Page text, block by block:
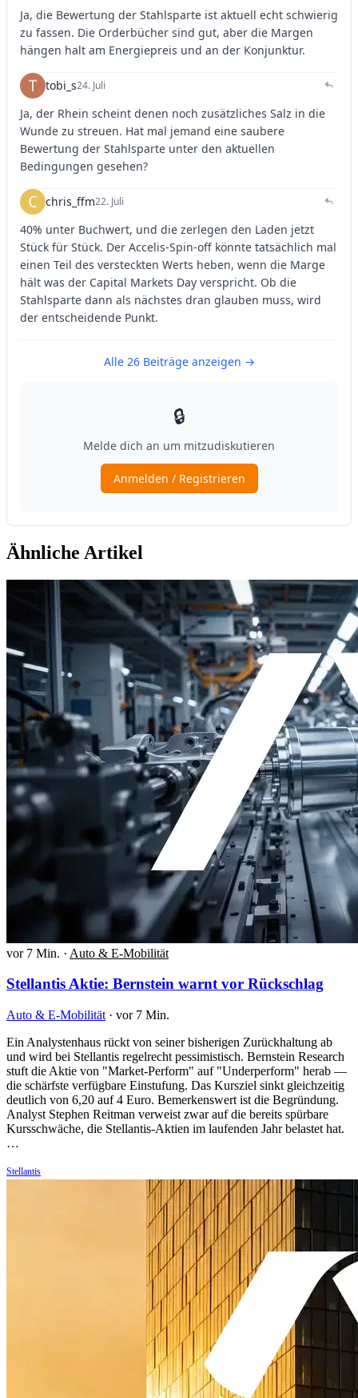
Ähnliche Artikel
vor 7 Min. · Auto & E-Mobilität
Stellantis Aktie: Bernstein warnt vor Rückschlag
Auto & E-Mobilität · vor 7 Min.
Ein Analystenhaus rückt von seiner bisherigen Zurückhaltung ab
und wird bei Stellantis regelrecht pessimistisch. Bernstein Research
stuft die Aktie von "Market-Perform" auf "Underperform" herab —
die schärfste verfügbare Einstufung. Das Kursziel sinkt gleichzeitig
deutlich von 6,20 auf 4 Euro. Bemerkenswert ist die Begründung.
Analyst Stephen Reitman verweist zwar auf die bereits spürbare
Kursschwäche, die Stellantis-Aktien im laufenden Jahr belastet hat.
…
Stellantis